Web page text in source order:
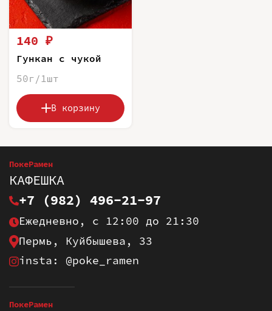
140 ₽
Гункан с чукой
50г/1шт
В корзину
ПокеРамен
КАФЕШКА
+7 (982) 496-21-97
Ежедневно, с 12:00 до 21:30
Пермь, Куйбышева, 33
insta: @poke_ramen
ПокеРамен